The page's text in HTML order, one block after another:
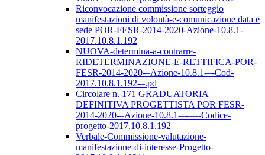
Riconvocazione commissione sorteggio
manifestazioni di volontà-e-comunicazione data e
sede POR-FESR-2014-2020-Azione-10.8.1-
2017.10.8.1.192
NUOVA-determina-a-contrarre-
RIDETERMINAZIONE-E-RETTIFICA-POR-
FESR-2014-2020-–Azione-10.8.1-–-Cod-
2017.10.8.1.192-–.pd
Circolare n. 171 GRADUATORIA
DEFINITIVA PROGETTISTA POR FESR-
2014-2020-–Azione-10.8.1-–-––-Codice-
progetto-2017.10.8.1.192
Verbale-Commissione-valutazione-
manifestazione-di-interesse-Progetto-